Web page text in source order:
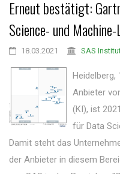
Erneut bestätigt:
Science- und
18.03.2021 SAS
Anbieter
(KI), ist
für Data
Damit steht das
der Anbieter in diesem